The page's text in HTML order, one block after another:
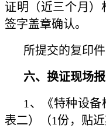
证明（近三个月）
签字盖章确认。
所提交的复印
六、换证现场
1、《特种设
表二）（1份，贴